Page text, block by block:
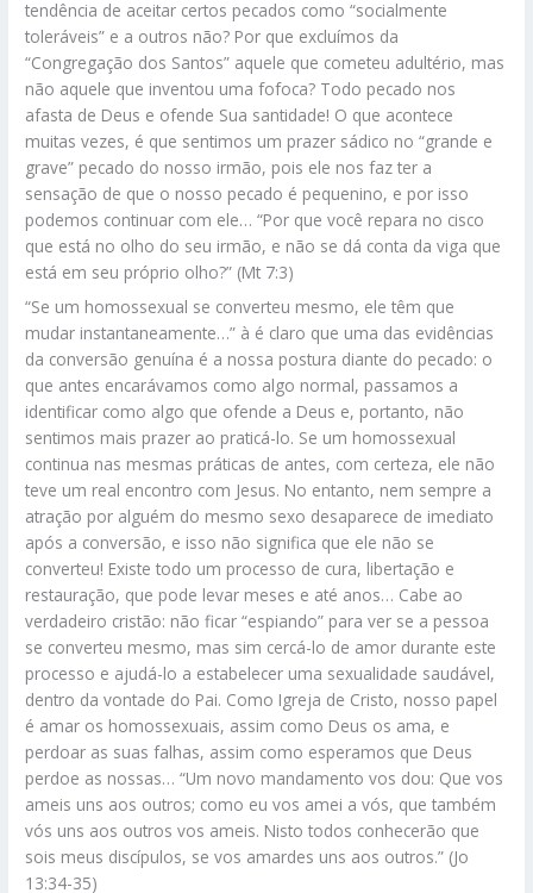
tendência de aceitar certos pecados como “socialmente
toleráveis” e a outros não? Por que excluímos da
“Congregação dos Santos” aquele que cometeu adultério, mas
não aquele que inventou uma fofoca? Todo pecado nos
afasta de Deus e ofende Sua santidade! O que acontece
muitas vezes, é que sentimos um prazer sádico no “grande e
grave” pecado do nosso irmão, pois ele nos faz ter a
sensação de que o nosso pecado é pequenino, e por isso
podemos continuar com ele… “Por que você repara no cisco
que está no olho do seu irmão, e não se dá conta da viga que
está em seu próprio olho?” (Mt 7:3)
“Se um homossexual se converteu mesmo, ele têm que
mudar instantaneamente…” à é claro que uma das evidências
da conversão genuína é a nossa postura diante do pecado: o
que antes encarávamos como algo normal, passamos a
identificar como algo que ofende a Deus e, portanto, não
sentimos mais prazer ao praticá-lo. Se um homossexual
continua nas mesmas práticas de antes, com certeza, ele não
teve um real encontro com Jesus. No entanto, nem sempre a
atração por alguém do mesmo sexo desaparece de imediato
após a conversão, e isso não significa que ele não se
converteu! Existe todo um processo de cura, libertação e
restauração, que pode levar meses e até anos… Cabe ao
verdadeiro cristão: não ficar “espiando” para ver se a pessoa
se converteu mesmo, mas sim cercá-lo de amor durante este
processo e ajudá-lo a estabelecer uma sexualidade saudável,
dentro da vontade do Pai. Como Igreja de Cristo, nosso papel
é amar os homossexuais, assim como Deus os ama, e
perdoar as suas falhas, assim como esperamos que Deus
perdoe as nossas… “Um novo mandamento vos dou: Que vos
ameis uns aos outros; como eu vos amei a vós, que também
vós uns aos outros vos ameis. Nisto todos conhecerão que
sois meus discípulos, se vos amardes uns aos outros.” (Jo
13:34-35)